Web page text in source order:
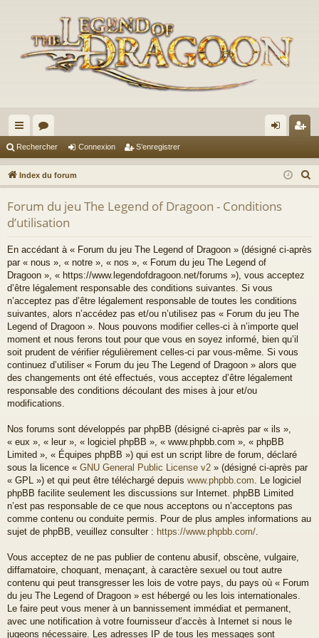
cc
ès
ra
pi
or
u
m
s
ne
xi
on
nr
eg
r
Rechercher Connexion S’enregistrer
Index du forum
e
Forum du jeu The Legend of Dragoon - Conditions
d’utilisation
En accédant à « Forum du jeu The Legend of Dragoon » (désigné ci-après
par « nous », « notre », « nos », « Forum du jeu The Legend of
Dragoon », « https://www.legendofdragoon.net/forums »), vous acceptez
d’être légalement responsable des conditions suivantes. Si vous
n’acceptez pas d’être légalement responsable de toutes les conditions
suivantes, alors n’accédez pas et/ou n’utilisez pas « Forum du jeu The
Legend of Dragoon ». Nous pouvons modifier celles-ci à n’importe quel
moment et nous ferons tout pour que vous en soyez informé, bien qu’il
soit prudent de vérifier régulièrement celles-ci par vous-même. Si vous
continuez d’utiliser « Forum du jeu The Legend of Dragoon » alors que
des changements ont été effectués, vous acceptez d’être légalement
responsable des conditions découlant des mises à jour et/ou
modifications.
Nos forums sont développés par phpBB (désigné ci-après par « ils »,
« eux », « leur », « logiciel phpBB », « www.phpbb.com », « phpBB
Limited », « Équipes phpBB ») qui est un script libre de forum, déclaré
sous la licence « GNU General Public License v2 » (désigné ci-après par
« GPL ») et qui peut être téléchargé depuis www.phpbb.com . Le logiciel
phpBB facilite seulement les discussions sur Internet. phpBB Limited
n’est pas responsable de ce que nous acceptons ou n’acceptons pas
comme contenu ou conduite permis. Pour de plus amples informations au
sujet de phpBB, veuillez consulter : https://www.phpbb.com/
Vous acceptez de ne pas publier de contenu abusif, obscène, vulgaire,
diffamatoire, choquant, menaçant, à caractère sexuel ou tout autre
contenu qui peut transgresser les lois de votre pays, du pays où « Forum
du jeu The Legend of Dragoon » est hébergé ou les lois internationales.
Le faire peut vous mener à un bannissement immédiat et permanent,
avec une notification à votre fournisseur d’accès à Internet si nous le
jugeons nécessaire. Les adresses IP de tous les messages sont